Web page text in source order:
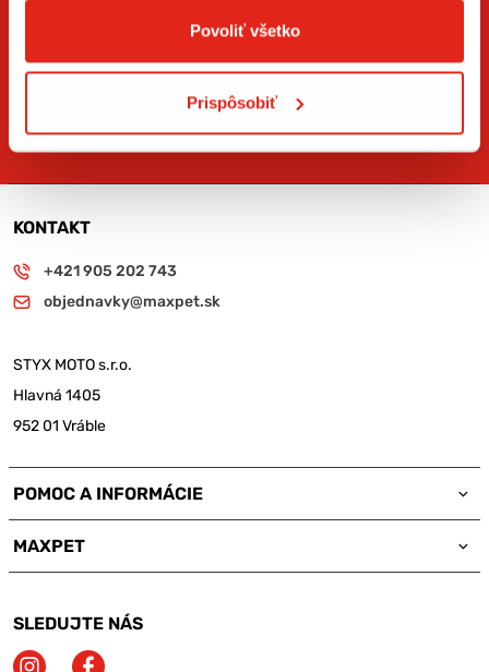
Povoliť všetko
Prispôsobiť
spracovaním osobných údajov
PRIHLÁSIŤ SA
KONTAKT
+421 905 202 743
objednavky@maxpet.sk
STYX MOTO s.r.o.
Hlavná 1405
952 01 Vráble
POMOC A INFORMÁCIE
MAXPET
SLEDUJTE NÁS